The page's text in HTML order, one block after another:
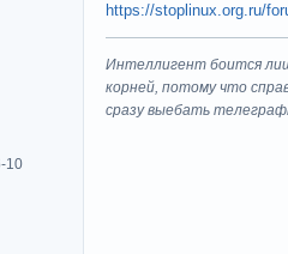
10
https://stoplinux.org.ru/
Интеллигент боится
корней, потому что
сразу выeбaть